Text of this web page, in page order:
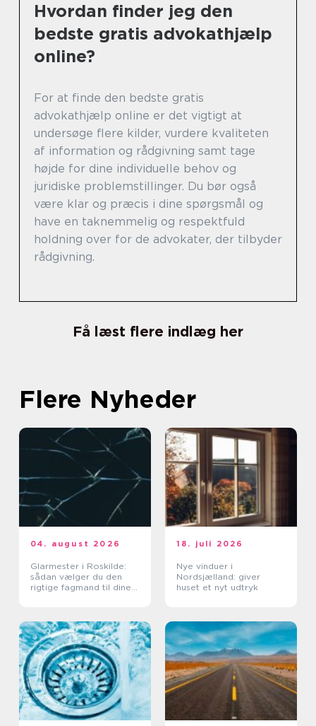
Hvordan finder jeg den
bedste gratis advokathjælp
online?
For at finde den bedste gratis
advokathjælp online er det vigtigt at
undersøge flere kilder, vurdere kvaliteten
af information og rådgivning samt tage
højde for dine individuelle behov og
juridiske problemstillinger. Du bør også
være klar og præcis i dine spørgsmål og
have en taknemmelig og respektfuld
holdning over for de advokater, der tilbyder
rådgivning.
Få læst flere indlæg her
Flere Nyheder
04. august 2026
Glarmester i Roskilde:
sådan vælger du den
rigtige fagmand til dine
18. juli 2026
Nye vinduer i
Nordsjælland: giver
huset et nyt udtryk